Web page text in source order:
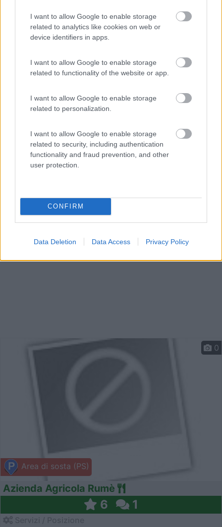
I want to allow Google to enable storage
related to analytics like cookies on web or
device identifiers in apps.
I want to allow Google to enable storage
related to functionality of the website or app.
I want to allow Google to enable storage
related to personalization.
I want to allow Google to enable storage
related to security, including authentication
functionality and fraud prevention, and other
user protection.
CONFIRM
Data Deletion Data Access Privacy Policy
Area di sosta (PS)
Cascina Bric Podio
8,2
Servizi / Posizione
Area di sosta (PS)
0
Azienda Agricola Rumè
6 1